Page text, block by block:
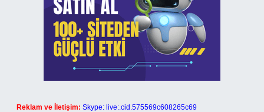
Reklam ve İletişim: Skype: live:.cid.575569c608265c69